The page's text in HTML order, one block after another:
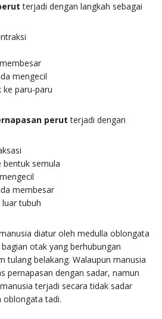
terjadi dengan langkah sebagai
mengecil
ke paru-paru
perut terjadi dengan
bentuk semula
membesar
tubuh
diatur oleh medulla oblongata
otak yang berhubungan
tulang belakang. Walaupun manusia
pernapasan dengan sadar, namun
terjadi secara tidak sadar
oblongata tadi.